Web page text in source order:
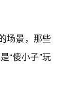
场景，那些
“傻小子”玩